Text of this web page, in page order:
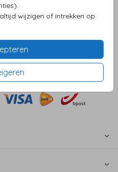
wijzigen of intrekken op
zegels